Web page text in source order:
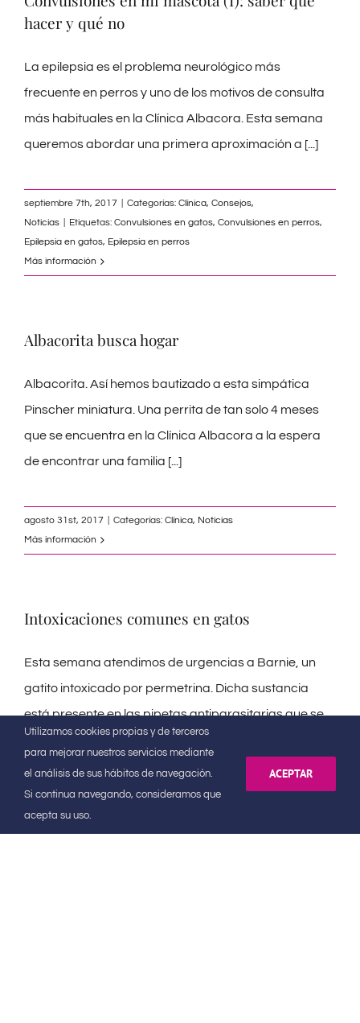
hacer y qué no
La epilepsia es el problema neurológico más
frecuente en perros y uno de los motivos de consulta
más habituales en la Clínica Albacora. Esta semana
queremos abordar una primera aproximación a [...]
septiembre 7th, 2017 Categorías: Clínica, Consejos,
Noticias
Etiquetas: Convulsiones en gatos, Convulsiones en perros,
Epilepsia en gatos, Epilepsia en perros
Más información
Albacorita busca hogar
Albacorita. Así hemos bautizado a esta simpática
Pinscher miniatura. Una perrita de tan solo 4 meses
que se encuentra en la Clínica Albacora a la espera
de encontrar una familia [...]
agosto 31st, 2017 Categorías: Clínica, Noticias
Más información
Intoxicaciones comunes en gatos
Esta semana atendimos de urgencias a Barnie, un
gatito intoxicado por permetrina. Dicha sustancia
está presente en las pipetas antiparasitarias que se
administran a los perros para prevenir la
agosto 23rd, 2017
Utilizamos cookies propias y de terceros
para mejorar nuestros servicios mediante
el análisis de sus hábitos de navegación.
Si continua navegando, consideramos que
acepta su uso.
ACEPTAR